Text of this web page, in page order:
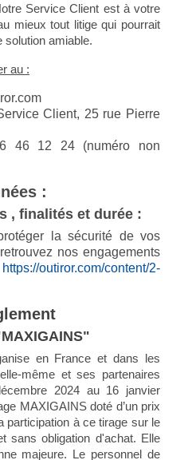
Service Client est à votre
mieux tout litige qui pourrait
solution amiable.
au :
Client, 25 rue Pierre
46 12 24 (numéro non
:
, finalités et durée :
la sécurité de vos
nos engagements
https://outiror.com/content/2-
en France et dans les
même et ses partenaires
2024 au 16 janvier
MAXIGAINS doté d’un prix
participation à ce tirage sur le
sans obligation d'achat. Elle
majeure. Le personnel de